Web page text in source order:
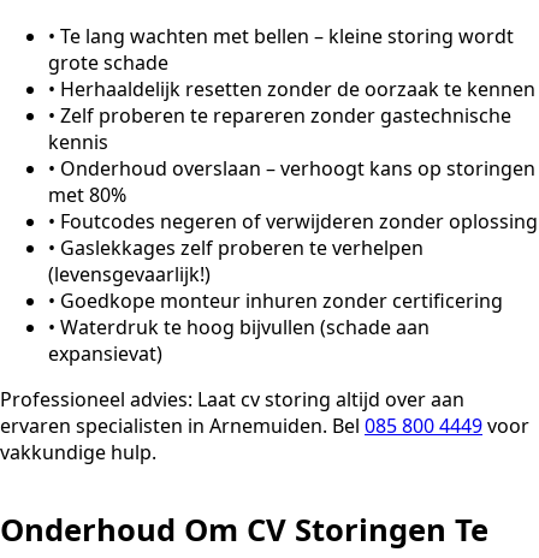
• Te lang wachten met bellen – kleine storing wordt
grote schade
• Herhaaldelijk resetten zonder de oorzaak te kennen
• Zelf proberen te repareren zonder gastechnische
kennis
• Onderhoud overslaan – verhoogt kans op storingen
met 80%
• Foutcodes negeren of verwijderen zonder oplossing
• Gaslekkages zelf proberen te verhelpen
(levensgevaarlijk!)
• Goedkope monteur inhuren zonder certificering
• Waterdruk te hoog bijvullen (schade aan
expansievat)
Professioneel advies: Laat cv storing altijd over aan
ervaren specialisten in Arnemuiden. Bel 085 800 4449voor
vakkundige hulp.
Onderhoud Om CV Storingen Te